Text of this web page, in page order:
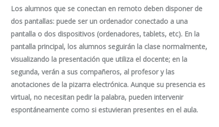
Los alumnos que se conectan en remoto deben disponer de
dos pantallas: puede ser un ordenador conectado a una
pantalla o dos dispositivos (ordenadores, tablets, etc). En la
pantalla principal, los alumnos seguirán la clase normalmente,
visualizando la presentación que utiliza el docente; en la
segunda, verán a sus compañeros, al profesor y las
anotaciones de la pizarra electrónica. Aunque su presencia es
virtual, no necesitan pedir la palabra, pueden intervenir
espontáneamente como si estuvieran presentes en el aula.